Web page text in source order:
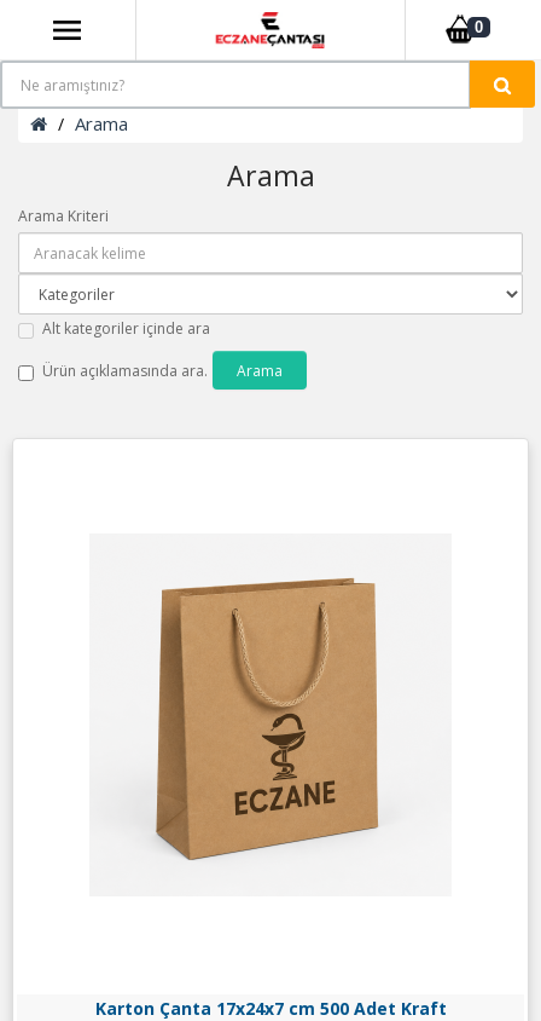
0
Arama
Arama
Arama Kriteri
Alt kategoriler içinde ara
Ürün açıklamasında ara.
Karton Çanta 17x24x7 cm 500 Adet Kraft